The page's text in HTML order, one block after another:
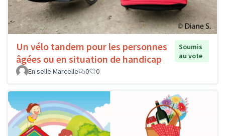
Un vélo tandem pour les personnes
âgées ou en situation de handicap
Soumis
au vote
En selle Marcelle
0 0